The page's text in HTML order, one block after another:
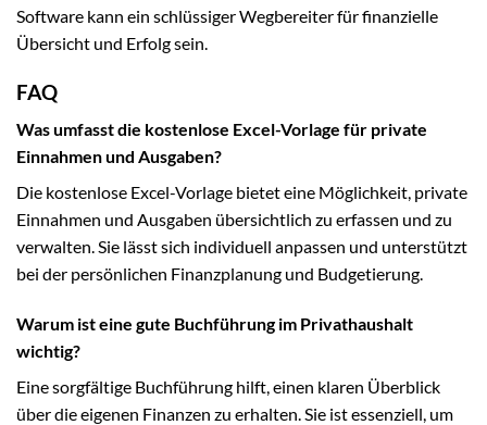
Software kann ein schlüssiger Wegbereiter für finanzielle
Übersicht und Erfolg sein.
FAQ
Was umfasst die kostenlose Excel-Vorlage für private
Einnahmen und Ausgaben?
Die kostenlose Excel-Vorlage bietet eine Möglichkeit, private
Einnahmen und Ausgaben übersichtlich zu erfassen und zu
verwalten. Sie lässt sich individuell anpassen und unterstützt
bei der persönlichen Finanzplanung und Budgetierung.
Warum ist eine gute Buchführung im Privathaushalt
wichtig?
Eine sorgfältige Buchführung hilft, einen klaren Überblick
über die eigenen Finanzen zu erhalten. Sie ist essenziell, um